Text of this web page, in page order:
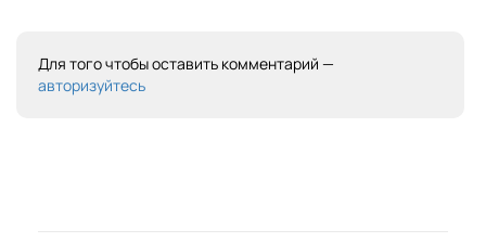
Для того чтобы оставить комментарий —
авторизуйтесь